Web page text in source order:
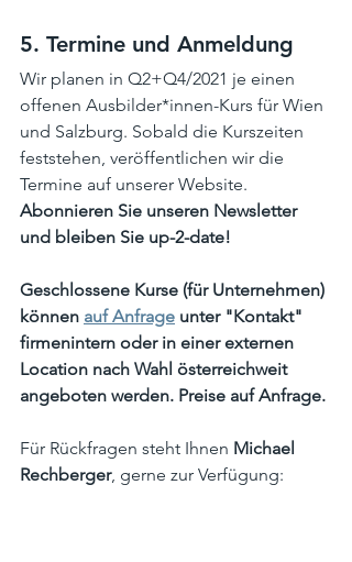
5. Termine und Anmeldung
Wir planen in Q2+Q4/2021 je einen
offenen Ausbilder*innen-Kurs für Wien
und Salzburg. Sobald die Kurszeiten
feststehen, veröffentlichen wir die
Termine auf unserer Website.
Abonnieren Sie unseren Newsletter
und bleiben Sie up-2-date!
Geschlossene Kurse (für Unternehmen)
können auf Anfrage unter "Kontakt"
firmenintern oder in einer externen
Location nach Wahl österreichweit
angeboten werden. Preise auf Anfrage.
Für Rückfragen steht Ihnen Michael
Rechberger, gerne zur Verfügung: